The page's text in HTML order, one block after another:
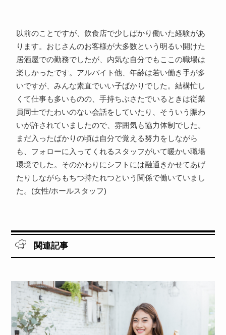
以前のことですが、飲食店で少しばかり働いた経験があ
ります。おじさんのお客様が大多数という明るい開けた
居酒屋での勤務でしたが、内気な自分でもここの職場は
楽しかったです。アルバイト他、年齢は若い働き手が多
いですが、みんな素直でいい子ばかりでした。結構忙し
くて仕事も多いものの、手持ちぶさたでいるときは従業
員同士でたわいのない会話をしていたり、そういう賑わ
いが許されていましたので、雰囲気も協力体制でした。
まだ入ったばかりの頃は自分で覚える努力をしながら
も、フォローに入ってくれるスタッフがいて暖かい職場
環境でした。そのかわりにシフトには融通きかせてあげ
たりしながらもちつ持たれつという関係で働いていまし
た。(女性/ホールスタッフ)
関連記事